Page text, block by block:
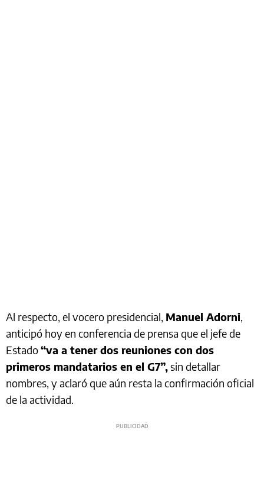
Al respecto, el vocero presidencial, Manuel Adorni,
anticipó hoy en conferencia de prensa que el jefe de
Estado“va a tener dos reuniones con dos
primeros mandatarios en el G7”,sin detallar
nombres, y aclaró que aún resta la confirmación oficial
de la actividad.